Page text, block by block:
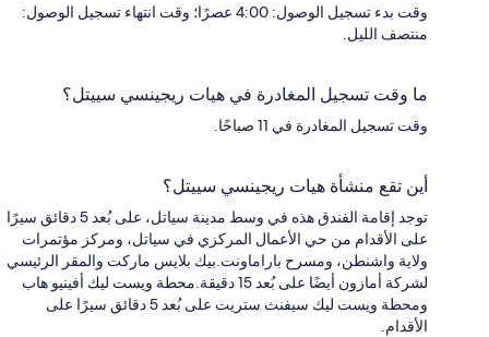
وقت بدء تسجيل الوصول: 4:00 عصرًا؛ وقت انتهاء تسجيل الوصول:
منتصف الليل.
ما وقت تسجيل المغادرة في هيات ريجينسي سييتل؟
وقت تسجيل المغادرة في 11 صباحًا.
أين تقع منشأة هيات ريجينسي سييتل؟
توجد إقامة الفندق هذه في وسط مدينة سياتل، على بُعد 5 دقائق سيرًا
على الأقدام من حي الأعمال المركزي في سياتل، ومركز مؤتمرات
ولاية واشنطن، ومسرح باراماونت.بيك بلايس ماركت والمقر الرئيسي
لشركة أمازون أيضًا على بُعد 15 دقيقة.محطة ويست ليك أفينيو هاب
ومحطة ويست ليك سيفنث ستريت على بُعد 5 دقائق سيرًا على
الأقدام.